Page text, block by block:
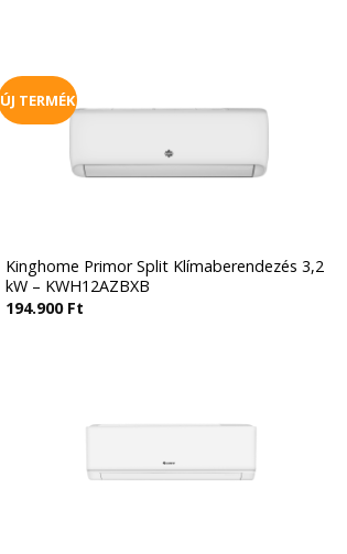
ÚJ TERMÉK
Kinghome Primor Split Klímaberendezés 3,2
kW – KWH12AZBXB
194.900 Ft